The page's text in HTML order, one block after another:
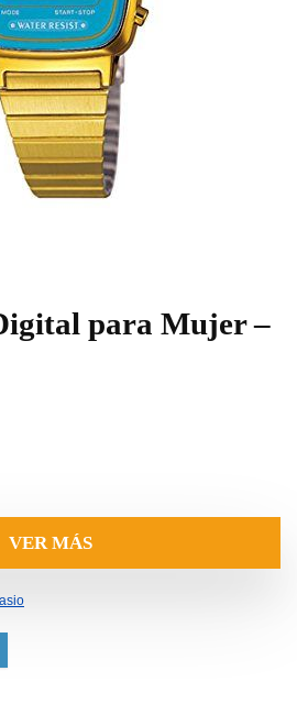
para Mujer –
VER MÁS